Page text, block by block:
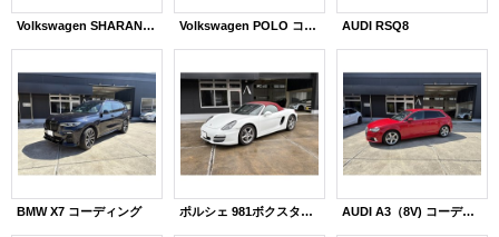
Volkswagen SHARAN コーディング Volkswagen POLO コーディング AUDI RSQ8
BMW X7 コーディング ポルシェ 981ボクスター コーディング AUDI A3（8V) コーディング